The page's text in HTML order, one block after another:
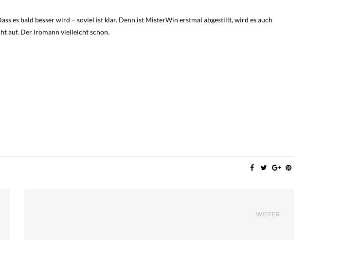
es bald besser wird – soviel ist klar. Denn ist MisterWin erstmal abgestillt, wird es auch
auf. Der Iromann vielleicht schon.
WEITER